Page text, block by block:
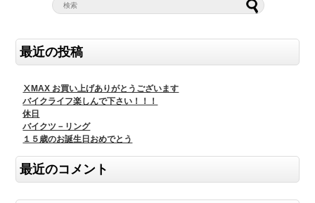
最近の投稿
ⅩMAX お買い上げありがとうございます
バイクライフ楽しんで下さい！！！
休日
バイクツ－リング
１５歳のお誕生日おめでとう
最近のコメント